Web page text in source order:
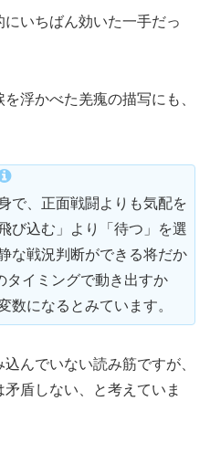
いちばん効いた一手だっ
浮かべた羌瘣の描写にも、
で、正面戦闘よりも気配を
び込む」より「待つ」を選
な戦況判断ができる将だか
タイミングで動き出すか
数になるとみています。
んでいない読み筋ですが、
盾しない、と考えていま